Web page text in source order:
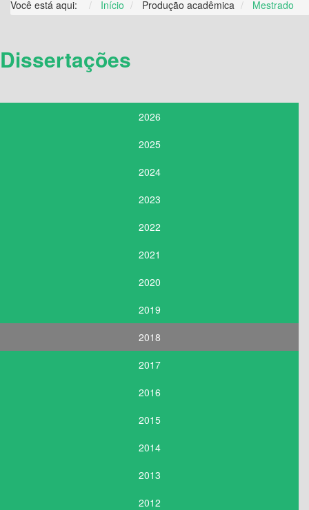
Você está aqui: Início Produção acadêmica Mestrado
Dissertações
2026
2025
2024
2023
2022
2021
2020
2019
2018
2017
2016
2015
2014
2013
2012